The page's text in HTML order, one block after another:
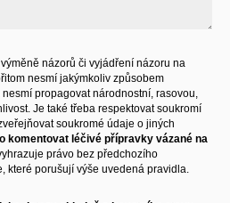
názorů či vyjádření názoru na
nesmí jakýmkoliv způsobem
propagovat národnostní, rasovou,
Je také třeba respektovat soukromí
soukromé údaje o jiných
komentovat léčivé přípravky vázané na
právo bez předchozího
které porušují výše uvedená pravidla.